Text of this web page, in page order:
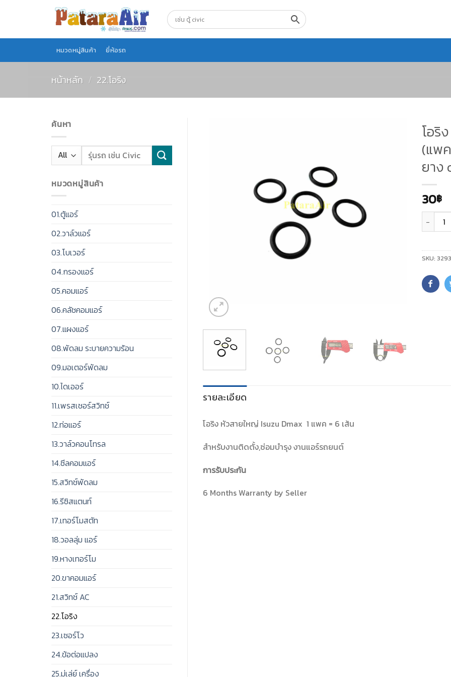
หมวดหมู่สินค้า ยี่ห้อรถ
หน้าหลัก / 22.โอริง
ค้นหา
หมวดหมู่สินค้า
01.ตู้แอร์
02.วาล์วแอร์
03.โบเวอร์
04.กรองแอร์
05.คอมแอร์
06.คลัชคอมแอร์
07.แผงแอร์
08.พัดลม ระบายความร้อน
09.มอเตอร์พัดลม
10.ไดเออร์
11.เพรสเชอร์สวิทช์
12.ท่อแอร์
13.วาล์วคอนโทรล
14.ซีลคอมแอร์
15.สวิทช์พัดลม
16.รีซิสแตนท์
17.เทอร์โมสตัท
18.วอลลุ่ม แอร์
19.หางเทอร์โม
20.ขาคอมแอร์
21.สวิทช์ AC
22.โอริง
23.เซอร์โว
24.ข้อต่อแปลง
25.มู่เล่ย์ เครื่อง
โอริ
(แพ
ยาง
30฿
SKU:
รายละเอียด
โอริง หัวสายใหญ่ Isuzu Dmax 1 แพค = 6 เส้น
สำหรับงานติดตั้ง,ซ่อมบำรุง งานแอร์รถยนต์
การรับประกัน
6 Months Warranty by Seller